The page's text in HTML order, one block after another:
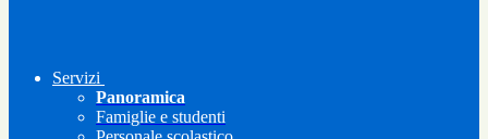
Servizi
Panoramica
Famiglie e studenti